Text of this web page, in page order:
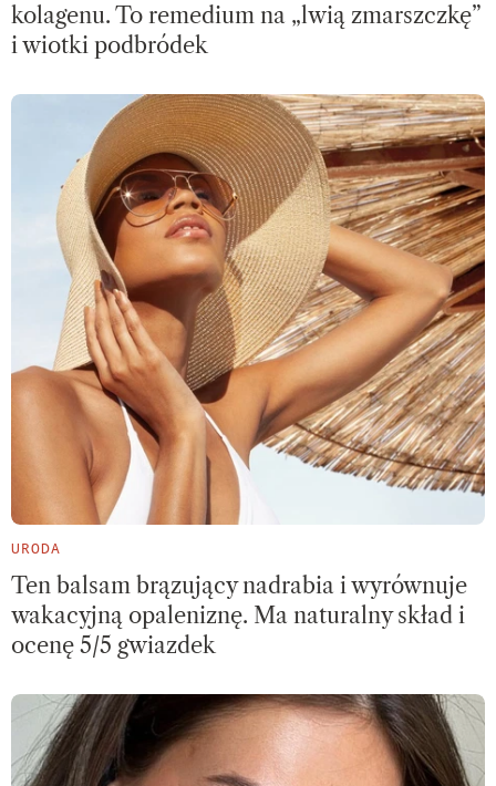
kolagenu. To remedium na „lwią zmarszczkę”
i wiotki podbródek
URODA
Ten balsam brązujący nadrabia i wyrównuje
wakacyjną opaleniznę. Ma naturalny skład i
ocenę 5/5 gwiazdek